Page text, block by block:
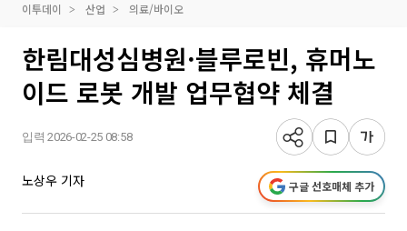
이투데이 산업 의료/바이오
한림대성심병원·블루로빈, 휴머노
이드 로봇 개발 업무협약 체결
입력 2026-02-25 08:58
노상우 기자 구글 선호매체 추가